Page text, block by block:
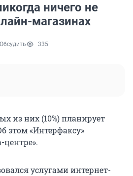
ничего не
магазинах
Обсудить 335
из них (10%) планирует
этом «Интерфаксу»
услугами интернет-